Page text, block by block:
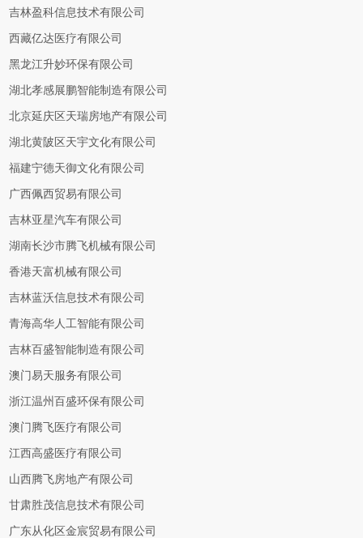
吉林盈科信息技术有限公司
西藏亿达医疗有限公司
黑龙江升妙环保有限公司
湖北孝感展鹏智能制造有限公司
北京延庆区天瑞房地产有限公司
湖北黄陂区天宇文化有限公司
福建宁德天御文化有限公司
广西佩西贸易有限公司
吉林亚星汽车有限公司
湖南长沙市腾飞机械有限公司
香港天富机械有限公司
吉林蓝沃信息技术有限公司
青海高华人工智能有限公司
吉林百盛智能制造有限公司
澳门易天服务有限公司
浙江温州百盛环保有限公司
澳门腾飞医疗有限公司
江西高盛医疗有限公司
山西腾飞房地产有限公司
甘肃胜茂信息技术有限公司
广东从化区金宸贸易有限公司